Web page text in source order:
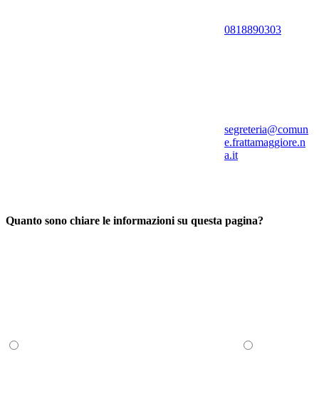
0818890303
segreteria@comun
e.frattamaggiore.n
a.it
Quanto sono chiare le informazioni su questa pagina?